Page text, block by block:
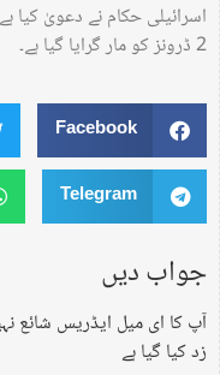
اسرائیلی حکام نے دعویٰ کیا
2 ڈرونز کو مار گرایا گیا ہے۔
Facebook
Telegram
جواب دیں
آپ کا ای میل ایڈریس شائع
زد کیا گیا ہے